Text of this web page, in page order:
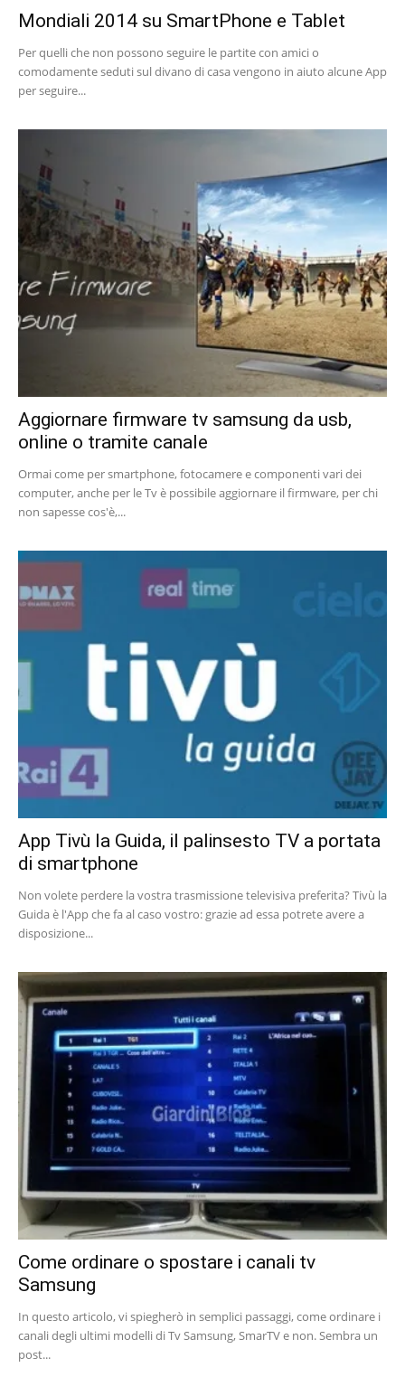
Mondiali 2014 su SmartPhone e Tablet
Per quelli che non possono seguire le partite con amici o
comodamente seduti sul divano di casa vengono in aiuto alcune App
per seguire...
Aggiornare firmware tv samsung da usb,
online o tramite canale
Ormai come per smartphone, fotocamere e componenti vari dei
computer, anche per le Tv è possibile aggiornare il firmware, per chi
non sapesse cos'è,...
App Tivù la Guida, il palinsesto TV a portata
di smartphone
Non volete perdere la vostra trasmissione televisiva preferita? Tivù la
Guida è l'App che fa al caso vostro: grazie ad essa potrete avere a
disposizione...
Come ordinare o spostare i canali tv
Samsung
In questo articolo, vi spiegherò in semplici passaggi, come ordinare i
canali degli ultimi modelli di Tv Samsung, SmarTV e non. Sembra un
post...